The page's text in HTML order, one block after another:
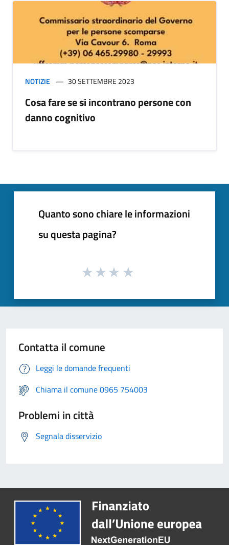
NOTIZIE 30 SETTEMBRE 2023
Cosa fare se si incontrano persone con
danno cognitivo
Quanto sono chiare le informazioni
su questa pagina?
Contatta il comune
Leggi le domande frequenti
Chiama il comune 0965 754003
Problemi in città
Segnala disservizio